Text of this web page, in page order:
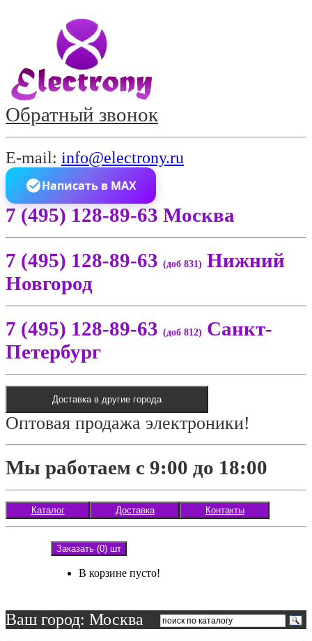
Обратный звонок
E-mail: info@electrony.ru
Написать в MAX
7 (495) 128-89-63 Москва
7 (495) 128-89-63 (доб 831) Нижний
Новгород
7 (495) 128-89-63 (доб 812) Санкт-
Петербург
Доставка в другие города
Оптовая продажа электроники!
Мы работаем с 9:00 до 18:00
Каталог Доставка Контакты
Заказать (0) шт
В корзине пусто!
Ваш город: Москва